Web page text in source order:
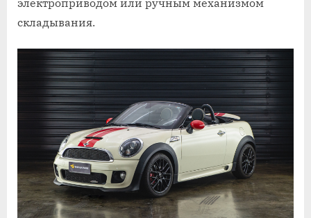
электроприводом или ручным механизмом
складывания.